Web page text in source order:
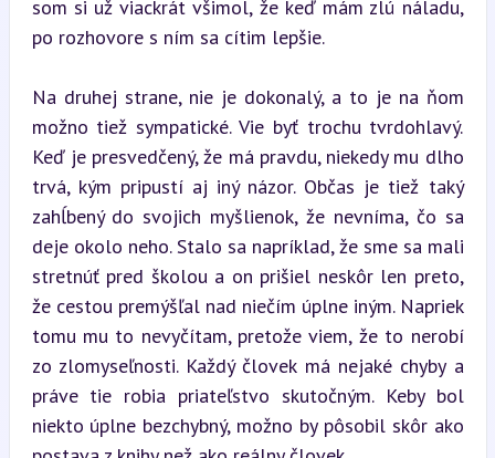
som si už viackrát všimol, že keď mám zlú náladu,
po rozhovore s ním sa cítim lepšie.
Na druhej strane, nie je dokonalý, a to je na ňom
možno tiež sympatické. Vie byť trochu tvrdohlavý.
Keď je presvedčený, že má pravdu, niekedy mu dlho
trvá, kým pripustí aj iný názor. Občas je tiež taký
zahĺbený do svojich myšlienok, že nevníma, čo sa
deje okolo neho. Stalo sa napríklad, že sme sa mali
stretnúť pred školou a on prišiel neskôr len preto,
že cestou premýšľal nad niečím úplne iným. Napriek
tomu mu to nevyčítam, pretože viem, že to nerobí
zo zlomyseľnosti. Každý človek má nejaké chyby a
práve tie robia priateľstvo skutočným. Keby bol
niekto úplne bezchybný, možno by pôsobil skôr ako